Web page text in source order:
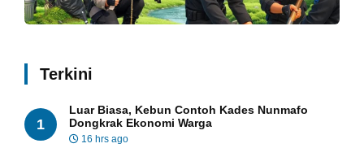
Terkini
1
Luar Biasa, Kebun Contoh Kades Nunmafo
Dongkrak Ekonomi Warga
16 hrs ago